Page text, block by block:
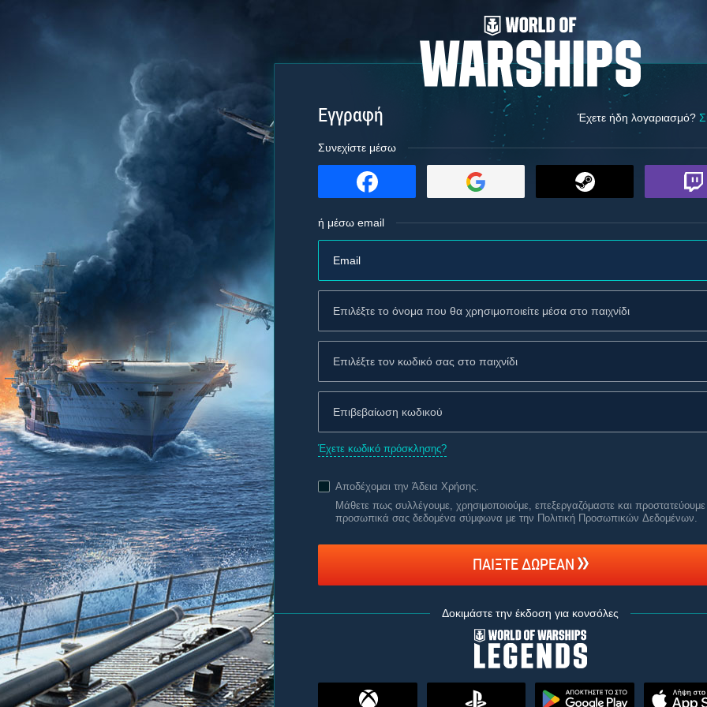
Εγγραφή Έχετε ήδη λογαριασμό?
Συνεχίστε μέσω
ή μέσω email
Έχετε κωδικό πρόσκλησης?
Αποδέχομαι την Άδεια Χρήσης.
Μάθετε πως συλλέγουμε, χρησιμοποιούμε, επεξεργαζόμαστε και
προσωπικά σας δεδομένα σύμφωνα με την Πολιτική Προσωπικών Δεδομένων.
ΠΑΊΞΤΕ ΔΩΡΕΆΝ
Δοκιμάστε την έκδοση για κονσόλες